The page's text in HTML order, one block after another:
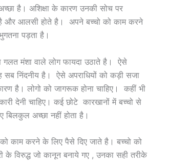
है। अशिक्षा के कारण उनकी सोच पर
है और आलसी होते है। अपने बच्चो को काम करने
पड़ता है।
मंशा वाले लोग फायदा उठाते है। ऐसे
सब निंदनीय है। ऐसे अपराधियों को कड़ी सजा
है। लोगो को जागरूक होना चाहिए। कहीं भी
देनी चाहिए। कई छोटे कारखानों में बच्चो से
बिलकुल अच्छा नहीं होता है।
काम करने के लिए पैसे दिए जाते है। बच्चो को
विरुद्ध जो कानून बनाये गए , उनका सही तरीके